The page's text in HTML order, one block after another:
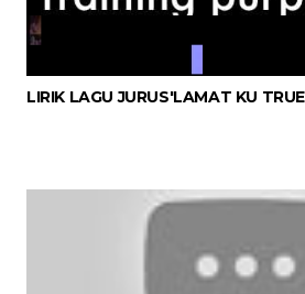
LIRIK LAGU JURUS'LAMAT KU